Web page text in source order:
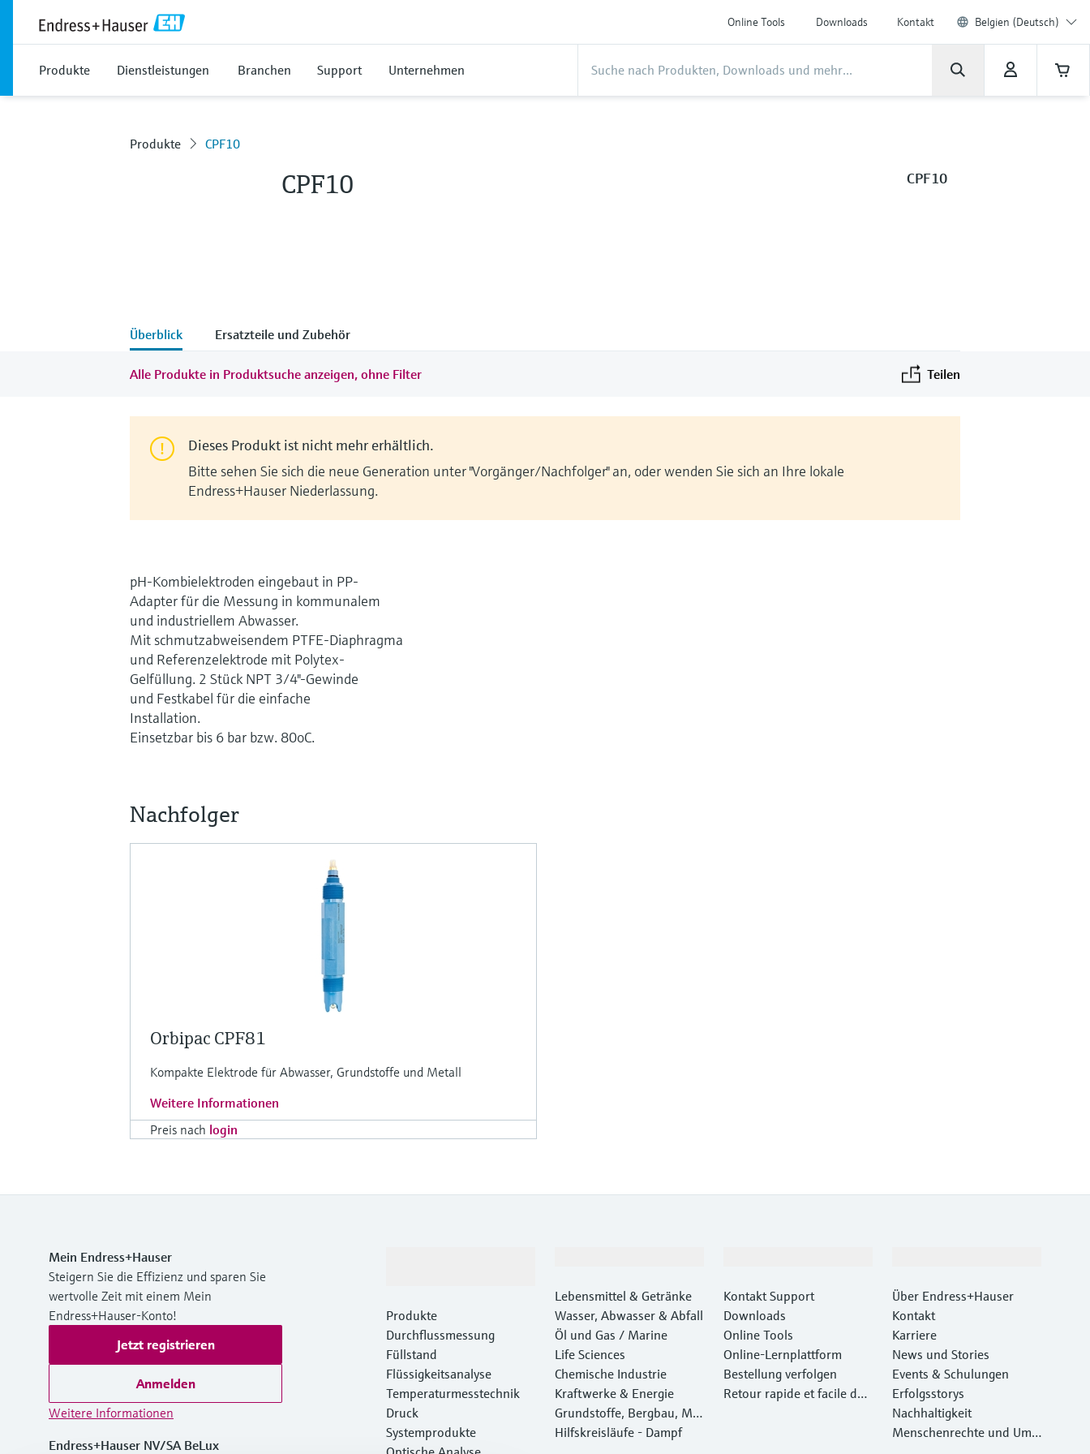
Online Tools Downloads Kontakt Belgien (Deutsch)
Produkte Dienstleistungen Branchen Support Unternehmen
Produkte CPF10
CPF10 CPF10
Überblick Ersatzteile und Zubehör
Alle Produkte in Produktsuche anzeigen, ohne Filter Teilen
Dieses Produkt ist nicht mehr erhältlich.
Bitte sehen Sie sich die neue Generation unter "Vorgänger/Nachfolger" an, oder wenden Sie sich an Ihre lokale
Endress+Hauser Niederlassung.
pH-Kombielektroden eingebaut in PP-
Adapter für die Messung in kommunalem
und industriellem Abwasser.
Mit schmutzabweisendem PTFE-Diaphragma
und Referenzelektrode mit Polytex-
Gelfüllung. 2 Stück NPT 3/4"-Gewinde
und Festkabel für die einfache
Installation.
Einsetzbar bis 6 bar bzw. 80oC.
Nachfolger
Orbipac CPF81
Kompakte Elektrode für Abwasser, Grundstoffe und Metall
Weitere Informationen
Preis nach login
Mein Endress+Hauser
Steigern Sie die Effizienz und sparen Sie
wertvolle Zeit mit einem Mein
Endress+Hauser-Konto!
Jetzt registrieren
Anmelden
Weitere Informationen
Endress+Hauser NV/SA BeLux
Produkte
Durchflussmessung
Füllstand
Flüssigkeitsanalyse
Temperaturmesstechnik
Druck
Systemprodukte
Lebensmittel & Getränke
Wasser, Abwasser & Abfall
Öl und Gas / Marine
Life Sciences
Chemische Industrie
Kraftwerke & Energie
Grundstoffe, Bergbau, Met
alle
Hilfskreisläufe - Dampf
Kontakt Support
Downloads
Online Tools
Online-Lernplattform
Bestellung verfolgen
Retour rapide et facile des
Über Endress+Hauser
Kontakt
Karriere
News und Stories
Events & Schulungen
Erfolgsstorys
Nachhaltigkeit
Menschenrechte und Umw